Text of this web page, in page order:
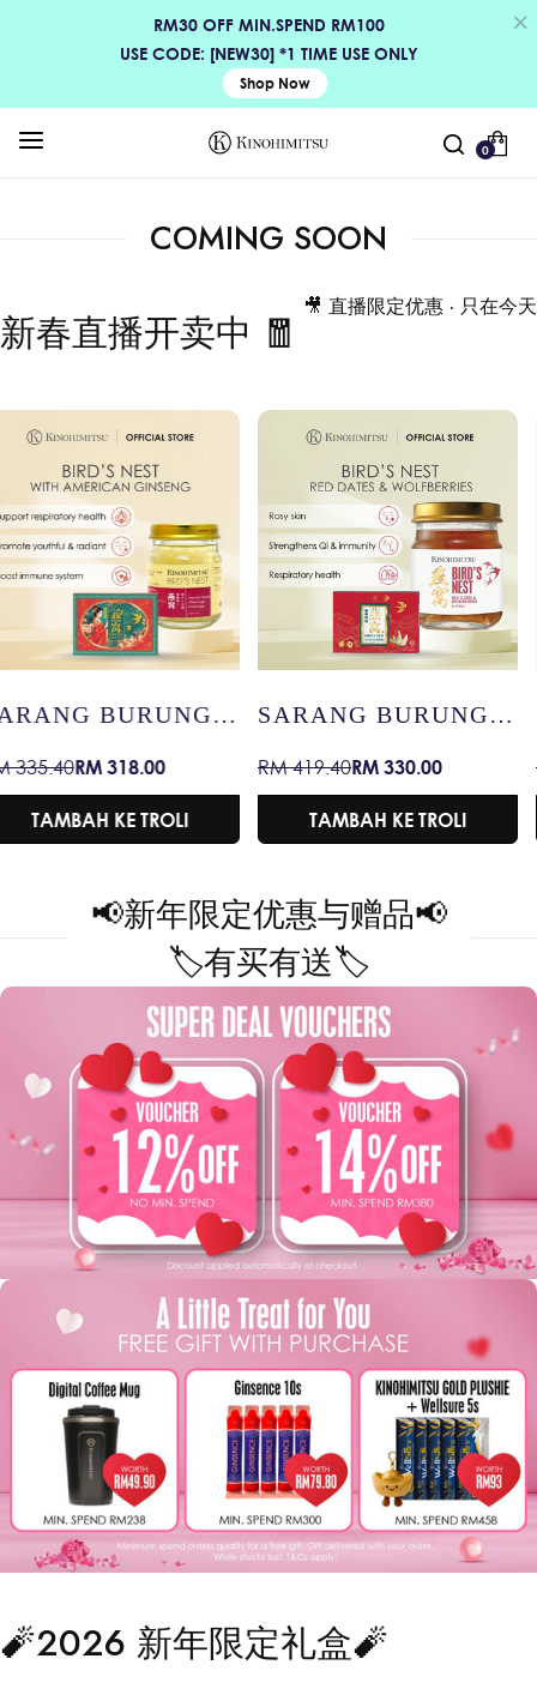
RM30 OFF MIN.SPEND RM100
USE CODE: [NEW30] *1 TIME USE ONLY
Shop Now
0
COMING SOON
新春直播开卖中 🧧
🎥 直播限定优惠 · 只在今天
SARANG BURUNG
MERAH &
WOLFBERRY
Harga
jualan
RM 419.40Harga
biasa
RM 330.00
TAMBAH KE TROLI
SARANG BURUNG
SALJI
Harga
jualan
RM 59.90Harga
biasa
RM 47.90
TAMBAH KE TROLI
📢新年限定优惠与赠品📢
🏷️有买有送🏷️
🧨2026 新年限定礼盒🧨